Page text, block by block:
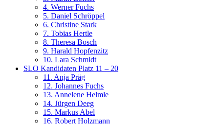
4. Werner Fuchs
5. Daniel Schröppel
6. Christine Stark
7. Tobias Hertle
8. Theresa Bosch
9. Harald Hopfenzitz
10. Lara Schmidt
SLO Kandidaten Platz 11 – 20
11. Anja Präg
12. Johannes Fuchs
13. Annelene Helmle
14. Jürgen Deeg
15. Markus Abel
16. Robert Holzmann